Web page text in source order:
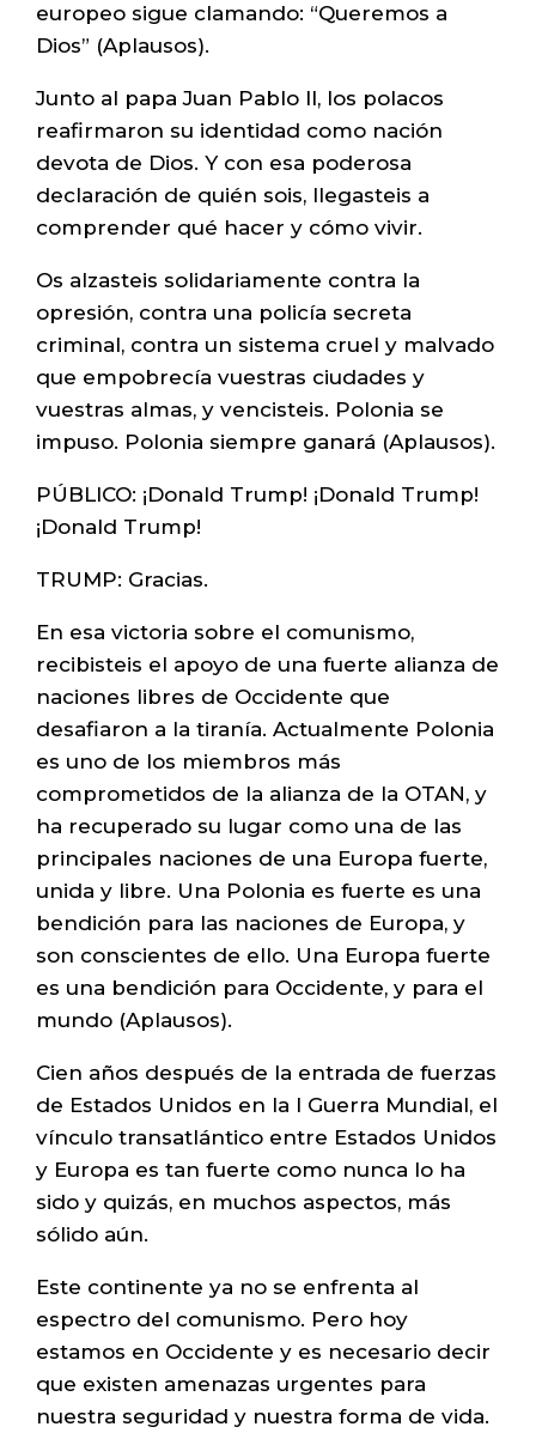
europeo sigue clamando: “Queremos a
Dios” (Aplausos).
Junto al papa Juan Pablo II, los polacos
reafirmaron su identidad como nación
devota de Dios. Y con esa poderosa
declaración de quién sois, llegasteis a
comprender qué hacer y cómo vivir.
Os alzasteis solidariamente contra la
opresión, contra una policía secreta
criminal, contra un sistema cruel y malvado
que empobrecía vuestras ciudades y
vuestras almas, y vencisteis. Polonia se
impuso. Polonia siempre ganará (Aplausos).
PÚBLICO: ¡Donald Trump! ¡Donald Trump!
¡Donald Trump!
TRUMP: Gracias.
En esa victoria sobre el comunismo,
recibisteis el apoyo de una fuerte alianza de
naciones libres de Occidente que
desafiaron a la tiranía. Actualmente Polonia
es uno de los miembros más
comprometidos de la alianza de la OTAN, y
ha recuperado su lugar como una de las
principales naciones de una Europa fuerte,
unida y libre. Una Polonia es fuerte es una
bendición para las naciones de Europa, y
son conscientes de ello. Una Europa fuerte
es una bendición para Occidente, y para el
mundo (Aplausos).
Cien años después de la entrada de fuerzas
de Estados Unidos en la I Guerra Mundial, el
vínculo transatlántico entre Estados Unidos
y Europa es tan fuerte como nunca lo ha
sido y quizás, en muchos aspectos, más
sólido aún.
Este continente ya no se enfrenta al
espectro del comunismo. Pero hoy
estamos en Occidente y es necesario decir
que existen amenazas urgentes para
nuestra seguridad y nuestra forma de vida.